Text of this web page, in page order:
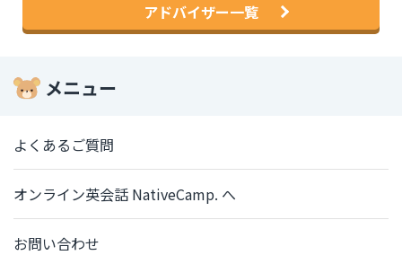
アドバイザー一覧
メニュー
よくあるご質問
オンライン英会話 NativeCamp. へ
お問い合わせ